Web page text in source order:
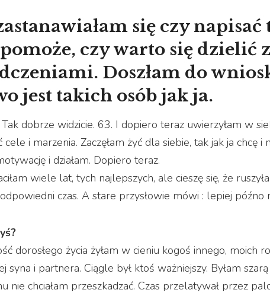
się czy
czy warto się dzielić
Doszłam do
jest takich osób jak ja.
dobrze widzicie. 63. I dopiero teraz uwierzyłam w
cele i marzenia. Zaczęłam żyć dla siebie, tak jak ja chcę i
i działam. Dopiero teraz.
wiele lat, tych najlepszych, ale cieszę się, że
czas. A stare przysłowie mówi : lepiej późno
dorosłego życia żyłam w cieniu kogoś innego, moich
syna i partnera. Ciągle był ktoś ważniejszy. Byłam
nie chciałam przeszkadzać. Czas przelatywał przez